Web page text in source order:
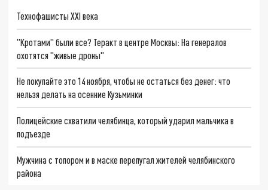
Технофашисты XXI века
"Кротами" были все? Теракт в центре Москвы: На генералов
охотятся "живые дроны"
Не покупайте это 14 ноября, чтобы не остаться без денег: что
нельзя делать на осенние Кузьминки
Полицейские схватили челябинца, который ударил мальчика в
подъезде
Мужчина с топором и в маске перепугал жителей челябинского
района